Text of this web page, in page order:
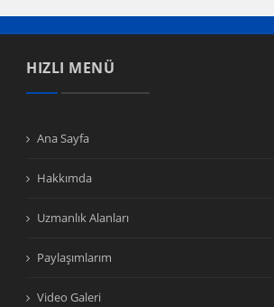
HIZLI MENÜ
Ana Sayfa
Hakkımda
Uzmanlık Alanları
Paylaşımlarım
Video Galeri